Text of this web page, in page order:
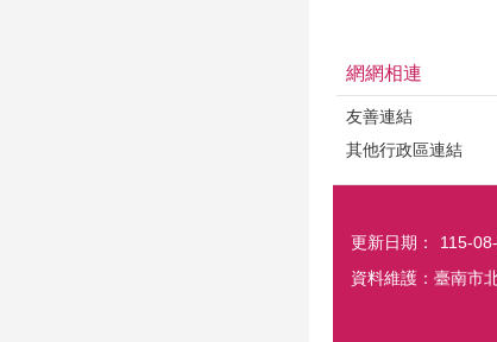
網網相連
友善連結
其他行政區連結
更新日期：
115-
資料維護：臺南市